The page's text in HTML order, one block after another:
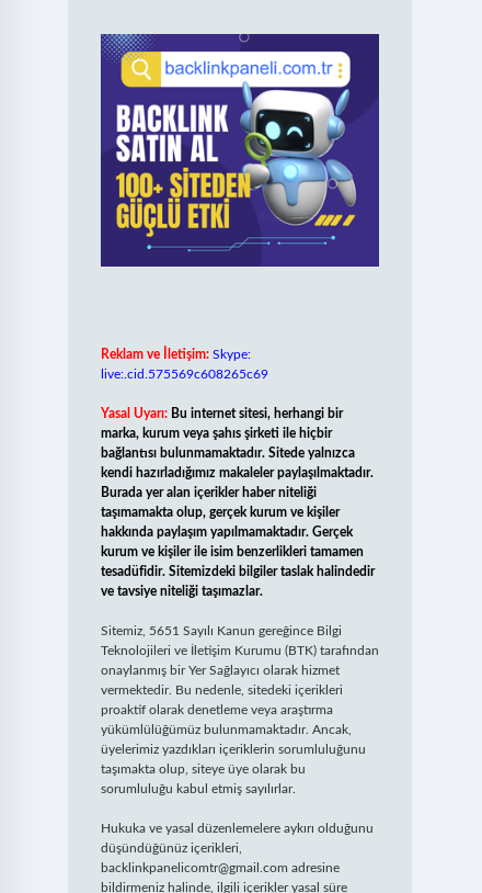
Reklam ve İletişim: Skype:
live:.cid.575569c608265c69
Yasal Uyarı: Bu internet sitesi, herhangi bir
marka, kurum veya şahıs şirketi ile hiçbir
bağlantısı bulunmamaktadır. Sitede yalnızca
kendi hazırladığımız makaleler paylaşılmaktadır.
Burada yer alan içerikler haber niteliği
taşımamakta olup, gerçek kurum ve kişiler
hakkında paylaşım yapılmamaktadır. Gerçek
kurum ve kişiler ile isim benzerlikleri tamamen
tesadüfidir. Sitemizdeki bilgiler taslak halindedir
ve tavsiye niteliği taşımazlar.
Sitemiz, 5651 Sayılı Kanun gereğince Bilgi
Teknolojileri ve İletişim Kurumu (BTK) tarafından
onaylanmış bir Yer Sağlayıcı olarak hizmet
vermektedir. Bu nedenle, sitedeki içerikleri
proaktif olarak denetleme veya araştırma
yükümlülüğümüz bulunmamaktadır. Ancak,
üyelerimiz yazdıkları içeriklerin sorumluluğunu
taşımakta olup, siteye üye olarak bu
sorumluluğu kabul etmiş sayılırlar.
Hukuka ve yasal düzenlemelere aykırı olduğunu
düşündüğünüz içerikleri,
backlinkpanelicomtr@gmail.com adresine
bildirmeniz halinde, ilgili içerikler yasal süre